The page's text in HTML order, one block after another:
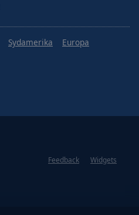
Sydamerika
Europa
Feedback
Widgets